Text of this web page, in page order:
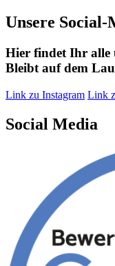
Unsere
Hier findet Ihr alle
Bleibt auf dem
Link zu Instagram Link
Social Media